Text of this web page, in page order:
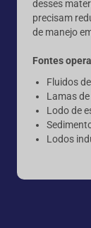
desses
precisam
de manejo
Fontes
Fluidos
Lamas de
Lodo de
Lodos